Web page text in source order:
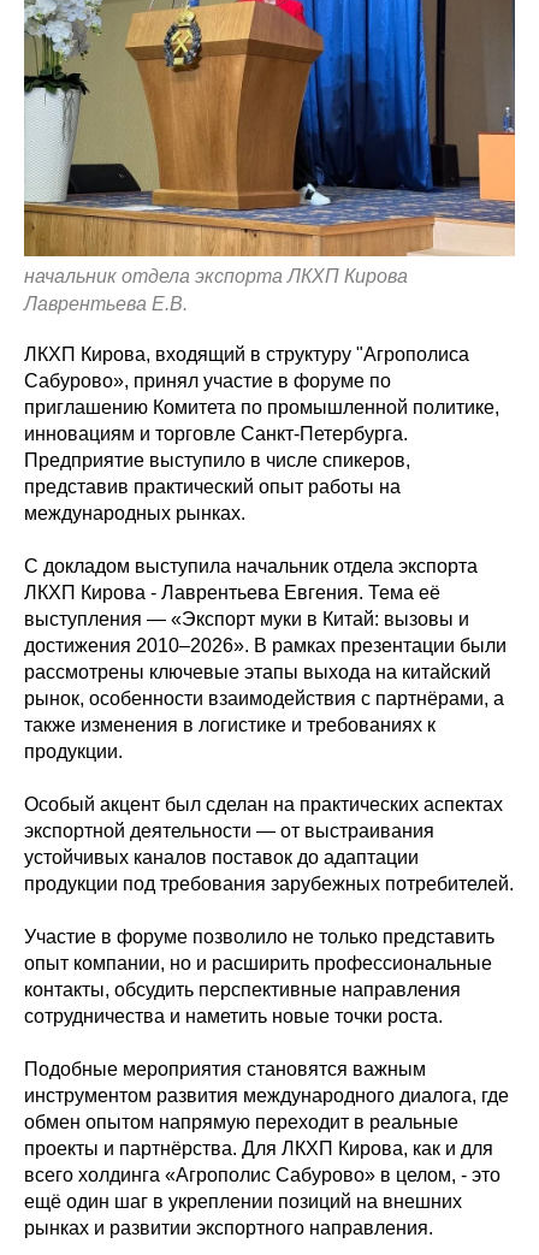
начальник отдела экспорта ЛКХП Кирова
Лаврентьева Е.В.
ЛКХП Кирова, входящий в структуру "Агрополиса
Сабурово», принял участие в форуме по
приглашению Комитета по промышленной политике,
инновациям и торговле Санкт-Петербурга.
Предприятие выступило в числе спикеров,
представив практический опыт работы на
международных рынках.
С докладом выступила начальник отдела экспорта
ЛКХП Кирова - Лаврентьева Евгения. Тема её
выступления — «Экспорт муки в Китай: вызовы и
достижения 2010–2026». В рамках презентации были
рассмотрены ключевые этапы выхода на китайский
рынок, особенности взаимодействия с партнёрами, а
также изменения в логистике и требованиях к
продукции.
Особый акцент был сделан на практических аспектах
экспортной деятельности — от выстраивания
устойчивых каналов поставок до адаптации
продукции под требования зарубежных потребителей.
Участие в форуме позволило не только представить
опыт компании, но и расширить профессиональные
контакты, обсудить перспективные направления
сотрудничества и наметить новые точки роста.
Подобные мероприятия становятся важным
инструментом развития международного диалога, где
обмен опытом напрямую переходит в реальные
проекты и партнёрства. Для ЛКХП Кирова, как и для
всего холдинга «Агрополис Сабурово» в целом, - это
ещё один шаг в укреплении позиций на внешних
рынках и развитии экспортного направления.